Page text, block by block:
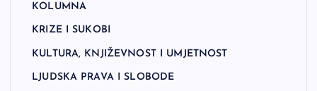
KOLUMNA
KRIZE I SUKOBI
KULTURA, KNJIŽEVNOST I UMJETNOST
LJUDSKA PRAVA I SLOBODE